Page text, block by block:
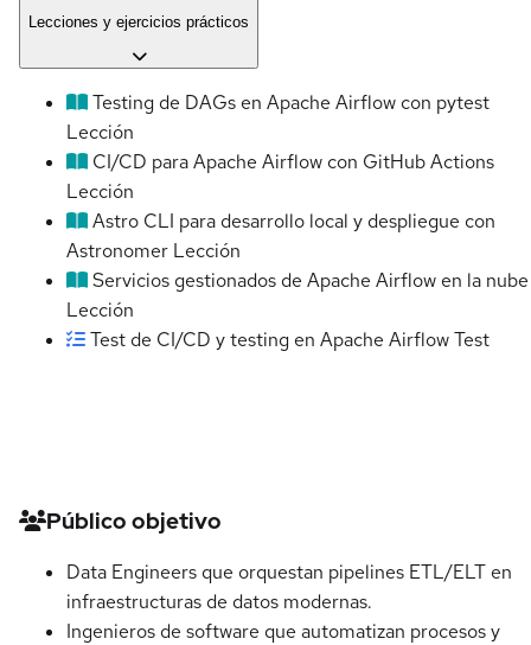
Lecciones y ejercicios prácticos
Testing de DAGs en Apache Airflow con pytest
Lección
CI/CD para Apache Airflow con GitHub Actions
Lección
Astro CLI para desarrollo local y despliegue con
Astronomer Lección
Servicios gestionados de Apache Airflow en la nube
Lección
Test de CI/CD y testing en Apache AirflowTest
Detalles del curso
Público objetivo
Data Engineers que orquestan pipelines ETL/ELT en
infraestructuras de datos modernas.
Ingenieros de software que automatizan procesos y